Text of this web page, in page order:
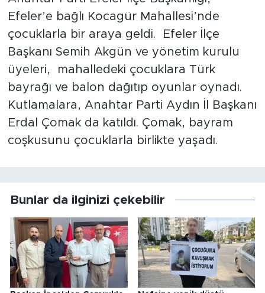
Efeler’e bağlı Kocagür Mahallesi’nde
çocuklarla bir araya geldi. Efeler İlçe
Başkanı Semih Akgün ve yönetim kurulu
üyeleri, mahalledeki çocuklara Türk
bayrağı ve balon dağıtıp oyunlar oynadı.
Kutlamalara, Anahtar Parti Aydın İl Başkanı
Erdal Çomak da katıldı. Çomak, bayram
coşkusunu çocuklarla birlikte yaşadı.
Bunlar da ilginizi çekebilir